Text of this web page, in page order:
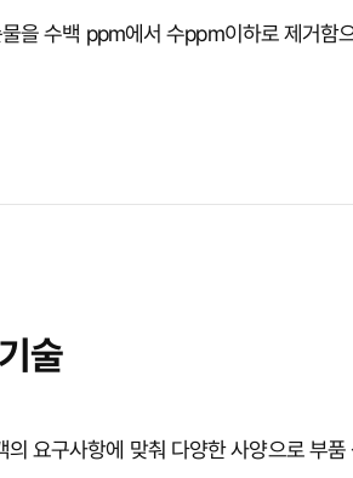
을 수백 ppm에서 수ppm이하로 제거함
술
요구사항에 맞춰 다양한 사양으로 부